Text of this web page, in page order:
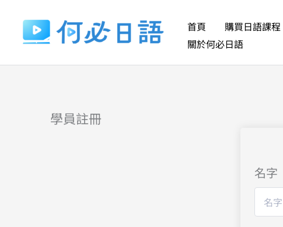
要
首頁 購買日語課程
關於何必日語
學員註冊
名字